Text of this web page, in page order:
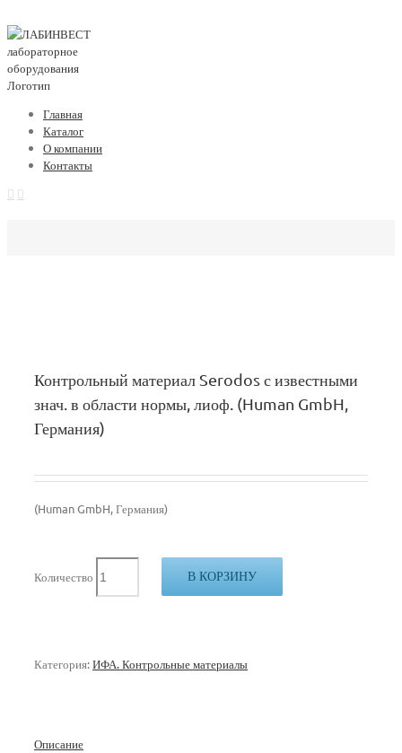
Главная
Каталог
О компании
Контакты
Контрольный материал Serodos с известными
знач. в области нормы, лиоф. (Human GmbH,
Германия)
(Human GmbH, Германия)
Количество В КОРЗИНУ
Категория:ИФА. Контрольные материалы
Описание